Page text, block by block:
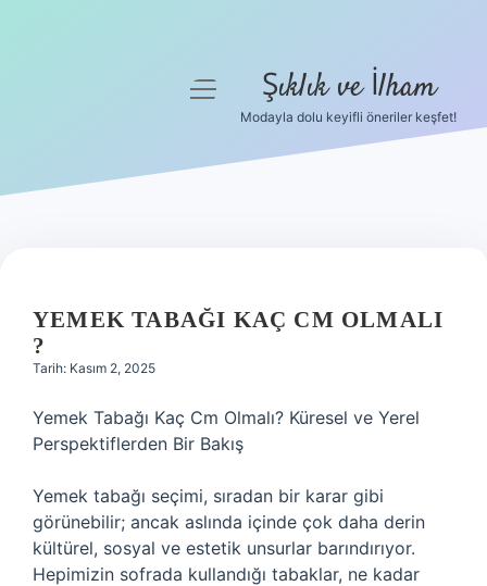
Hakkımızda
menüyü
Şıklık ve İlham
Modayla dolu keyifli öneriler keşfet!
YEMEK TABAĞI KAÇ CM OLMALI
?
Tarih: Kasım 2, 2025
Yemek Tabağı Kaç Cm Olmalı? Küresel ve Yerel
Perspektiflerden Bir Bakış
Yemek tabağı seçimi, sıradan bir karar gibi
görünebilir; ancak aslında içinde çok daha derin
kültürel, sosyal ve estetik unsurlar barındırıyor.
Hepimizin sofrada kullandığı tabaklar, ne kadar